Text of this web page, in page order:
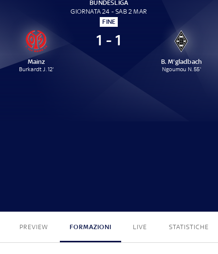
BUNDESLIGA
GIORNATA 24 - SAB 2 MAR
FINE
Mainz
Burkardt J. 12'
1 - 1
B. M'gladbach
Ngoumou N. 55'
PREVIEW FORMAZIONI LIVE STATISTICHE